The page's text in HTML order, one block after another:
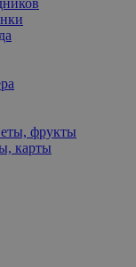
фрукты
карты